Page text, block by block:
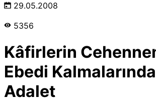
29.05.2008
5356
Kâfirlerin
Ebedi
Adalet